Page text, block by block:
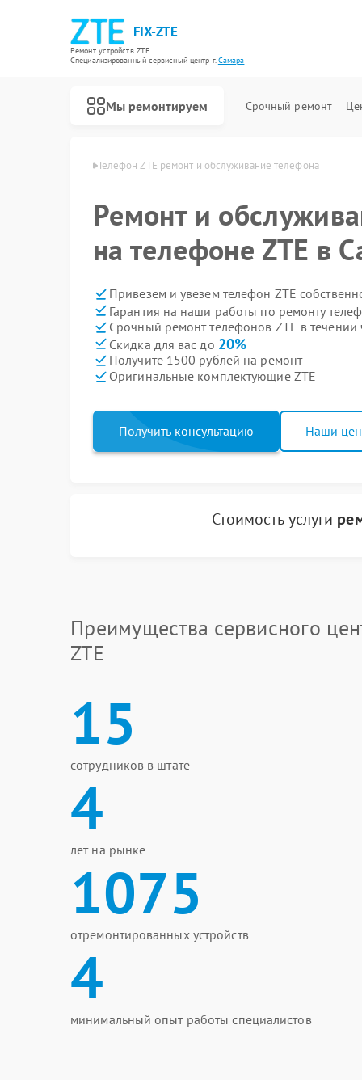
FIX-ZTE
Ремонт устройств ZTE
Специализированный cервисный центр г.Самара
Мы ремонтируем Срочный ремонт
Телефон ZTE ремонт и обслуживание телефона
Ремонт и
на телефоне ZTE в
Привезем и увезем телефон ZTE
Гарантия на наши работы по ремонту
Срочный ремонт телефонов ZTE в течении
Скидка для вас до 20%
Получите 1500 рублей на ремонт
Оригинальные комплектующие ZTE
Получить консультацию Наши
Стоимость услуги
Преимущества сервисного
ZTE
15
сотрудников в штате
4
лет на рынке
1075
отремонтированных устройств
4
минимальный опыт работы специалистов